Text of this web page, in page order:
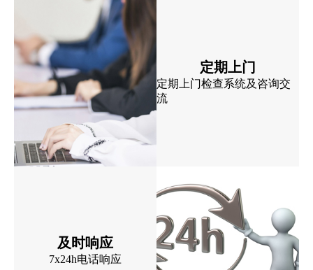
及时响应
7x24h电话响应
定期上门
定期上门检查系统及咨询交
流